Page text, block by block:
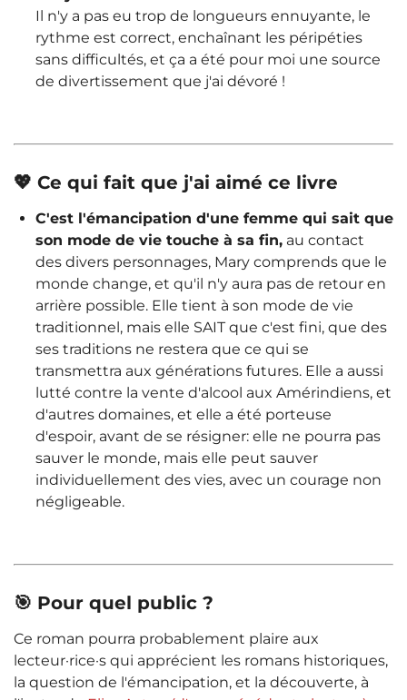
Il n'y a pas eu trop de longueurs ennuyante, le
rythme est correct, enchaînant les péripéties
sans difficultés, et ça a été pour moi une source
de divertissement que j'ai dévoré !
💖 Ce qui fait que j'ai aimé ce livre
C'est l'émancipation d'une femme qui sait que
son mode de vie touche à sa fin, au contact
des divers personnages, Mary comprends que le
monde change, et qu'il n'y aura pas de retour en
arrière possible. Elle tient à son mode de vie
traditionnel, mais elle SAIT que c'est fini, que des
ses traditions ne restera que ce qui se
transmettra aux générations futures. Elle a aussi
lutté contre la vente d'alcool aux Amérindiens, et
d'autres domaines, et elle a été porteuse
d'espoir, avant de se résigner: elle ne pourra pas
sauver le monde, mais elle peut sauver
individuellement des vies, avec un courage non
négligeable.
🎯 Pour quel public ?
Ce roman pourra probablement plaire aux
lecteur·rice·s qui apprécient les romans historiques,
la question de l'émancipation, et la découverte, à